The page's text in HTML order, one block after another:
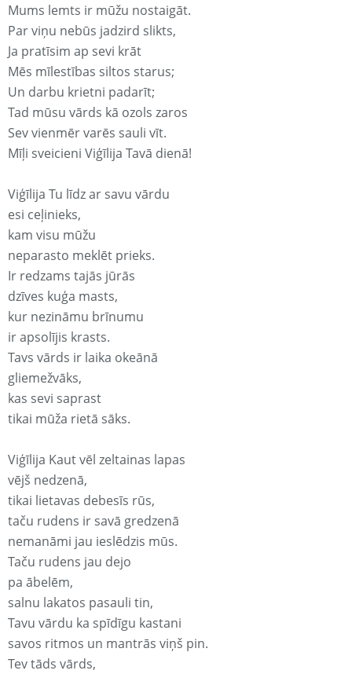
Mums lemts ir mūžu nostaigāt.
Par viņu nebūs jadzird slikts,
Ja pratīsim ap sevi krāt
Mēs mīlestības siltos starus;
Un darbu krietni padarīt;
Tad mūsu vārds kā ozols zaros
Sev vienmēr varēs sauli vīt.
Mīļi sveicieni Viģīlija Tavā dienā!
Viģīlija Tu līdz ar savu vārdu
esi ceļinieks,
kam visu mūžu
neparasto meklēt prieks.
Ir redzams tajās jūrās
dzīves kuģa masts,
kur nezināmu brīnumu
ir apsolījis krasts.
Tavs vārds ir laika okeānā
gliemežvāks,
kas sevi saprast
tikai mūža rietā sāks.
Viģīlija Kaut vēl zeltainas lapas
vējš nedzenā,
tikai lietavas debesīs rūs,
taču rudens ir savā gredzenā
nemanāmi jau ieslēdzis mūs.
Taču rudens jau dejo
pa ābelēm,
salnu lakatos pasauli tin,
Tavu vārdu ka spīdīgu kastani
savos ritmos un mantrās viņš pin.
Tev tāds vārds,